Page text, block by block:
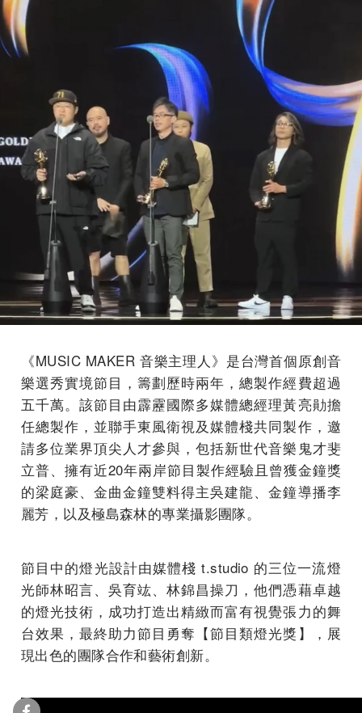
《MUSIC MAKER 音樂主理人》是台灣首個原創音
樂選秀實境節目，籌劃歷時兩年，總製作經費超過
五千萬。該節目由霹靂國際多媒體總經理黃亮勛擔
任總製作，並聯手東風衛視及媒體棧共同製作，邀
請多位業界頂尖人才參與，包括新世代音樂鬼才斐
立普、擁有近20年兩岸節目製作經驗且曾獲金鐘獎
的梁庭豪、金曲金鐘雙料得主吳建龍、金鐘導播李
麗芳，以及極島森林的專業攝影團隊。
節目中的燈光設計由媒體棧 t.studio 的三位一流燈
光師林昭言、吳育竑、林錦昌操刀，他們憑藉卓越
的燈光技術，成功打造出精緻而富有視覺張力的舞
台效果，最終助力節目勇奪【節目類燈光獎】，展
現出色的團隊合作和藝術創新。